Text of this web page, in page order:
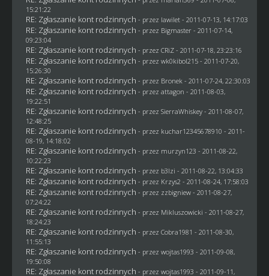
15:21:22
RE: Zgłaszanie kont rodzinnych - przez lawilet- 2011-07-13, 14:17:03
RE: Zgłaszanie kont rodzinnych - przez Bigmaster - 2011-07-14,
09:23:04
RE: Zgłaszanie kont rodzinnych - przez CRiZ- 2011-07-18, 23:23:16
RE: Zgłaszanie kont rodzinnych - przez wk0kibol215- 2011-07-20,
15:26:30
RE: Zgłaszanie kont rodzinnych - przez Bronek - 2011-07-24, 22:30:03
RE: Zgłaszanie kont rodzinnych - przez attagon - 2011-08-03,
19:22:51
RE: Zgłaszanie kont rodzinnych - przez SierraWhiskey- 2011-08-07,
12:48:25
RE: Zgłaszanie kont rodzinnych - przez kuchar12345678910 - 2011-
08-19, 14:18:02
RE: Zgłaszanie kont rodzinnych - przez murzyn123 - 2011-08-22,
10:22:23
RE: Zgłaszanie kont rodzinnych - przez b3lzi - 2011-08-22, 13:04:33
RE: Zgłaszanie kont rodzinnych - przez Krzys2 - 2011-08-24, 17:58:03
RE: Zgłaszanie kont rodzinnych - przez zzbigniew- 2011-08-27,
07:24:22
RE: Zgłaszanie kont rodzinnych - przez Mikluszowicki - 2011-08-27,
18:24:23
RE: Zgłaszanie kont rodzinnych - przez Cobra1981 - 2011-08-30,
11:55:13
RE: Zgłaszanie kont rodzinnych - przez wojtas1993 - 2011-09-08,
19:50:08
RE: Zgłaszanie kont rodzinnych - przez wojtas1993 - 2011-09-11,